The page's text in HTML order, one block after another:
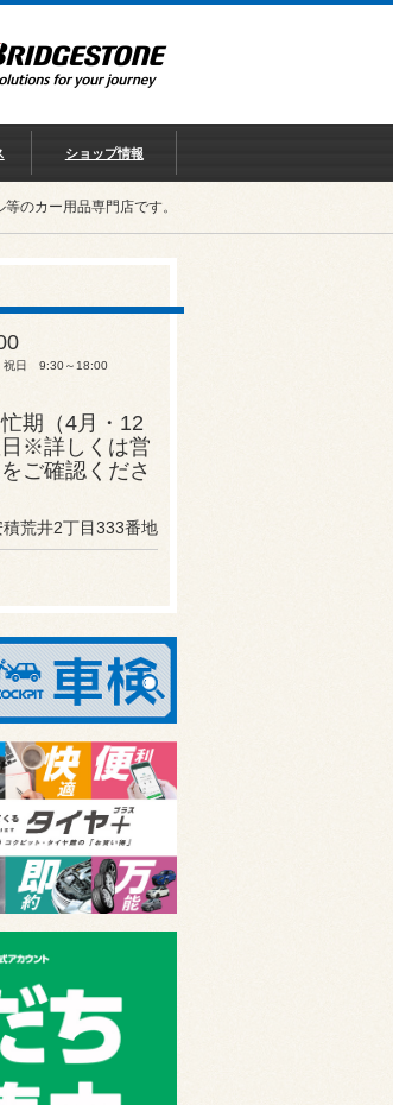
ショップ情報
のカー用品専門店です。
日 9:30～18:00
期（4月・12
日※詳しくは営
ご確認くださ
荒井2丁目333番地